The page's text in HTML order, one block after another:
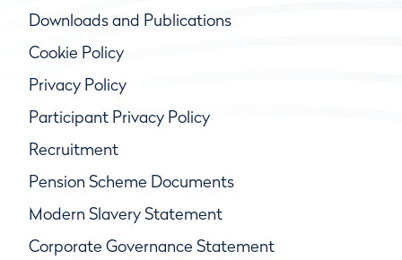
Downloads and Publications
Cookie Policy
Privacy Policy
Participant Privacy Policy
Recruitment
Pension Scheme Documents
Modern Slavery Statement
Corporate Governance Statement